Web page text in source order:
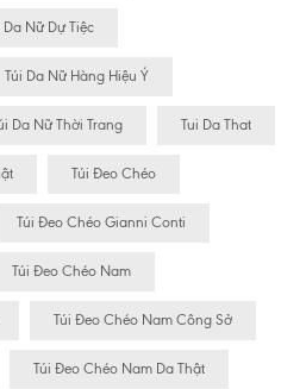
Da Nữ Dự Tiệc
Túi Da Nữ Hàng Hiệu Ý
Da Nữ Thời Trang Tui Da That
Túi Đeo Chéo
Túi Đeo Chéo Gianni Conti
Túi Đeo Chéo Nam
Túi Đeo Chéo Nam Công Sở
Túi Đeo Chéo Nam Da Thật